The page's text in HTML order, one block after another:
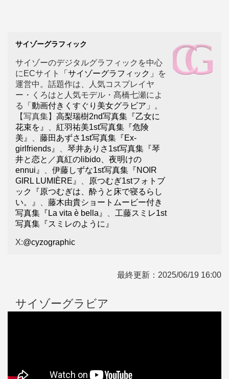
サイゾーグラフィック
サイゾーのデジタルグラフィックを中心
にECサイト
「サイゾーグラフィック」
を
運営中。話題作は、人気コスプレイヤ
ー・くろはと人気モデル・髙橋七瀬によ
る
「動画付きくすぐり美女グラビア」
。
【写真集】 高梨瑞樹2nd写真集『乙女に
花束を』
紅羽祐美1st写真集『危険
美』
藤田あずさ1st写真集『Ex-
girlfriends』
琴井ありさ1st写真集『琴
井と恋と／真紅のlibido、夜明けの
ennui』
伊藤しずな1st写真集『NOIR
GIRL LUMIÈRE』
原つむぎ1stフォトブ
ック『原つむぎは、酔うと床で寝るらし
い。』
藤木由貴ショートムービー付き
写真集『La vita è bella』
工藤スミレ1st
写真集『スミレのように』
X:@cyzographic
最終更新： 2025/06/19 16:00
サイゾーグラビア